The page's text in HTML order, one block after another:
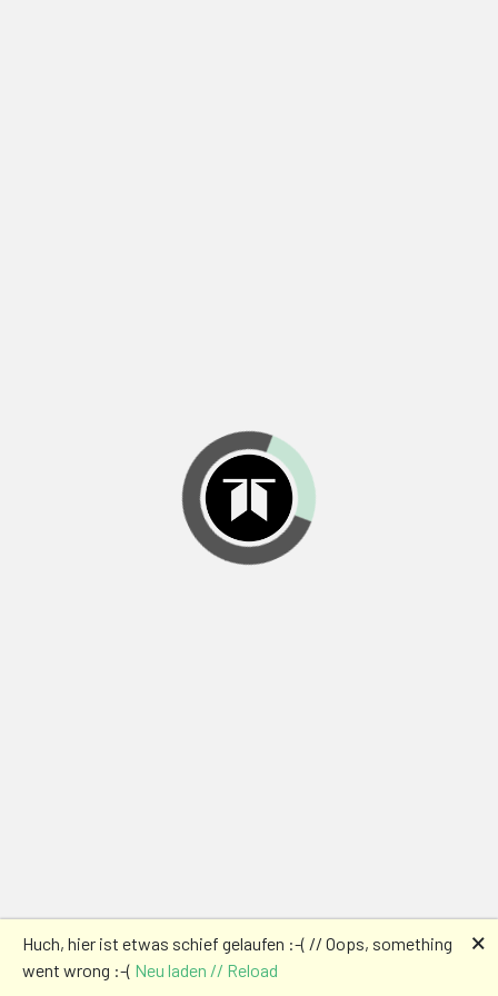
Huch, hier ist etwas schief gelaufen :-( // Oops, something
went wrong :-( Neu laden // Reload
🗙